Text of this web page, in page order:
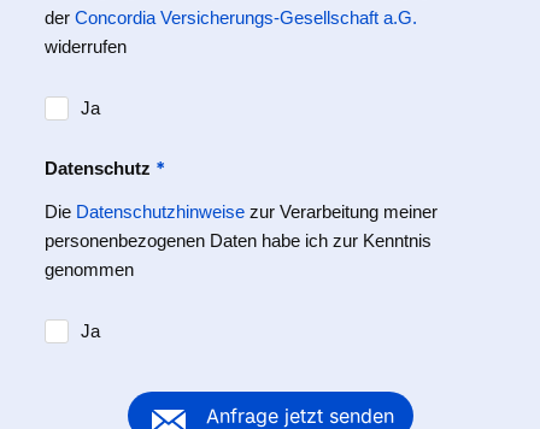
der Concordia Versicherungs-Gesellschaft a.G.
widerrufen
Ja
Datenschutz *
Die Datenschutzhinweise zur Verarbeitung meiner
personenbezogenen Daten habe ich zur Kenntnis
genommen
Ja
Anfrage jetzt senden